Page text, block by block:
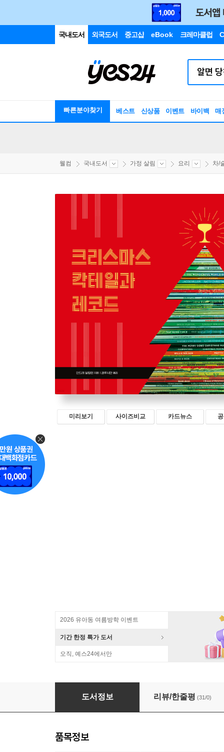
국내도서 외국도서 중고샵 eBook 크레마클럽
빠른분야찾기 베스트 신상품 이벤트 바이백 매
웰컴 국내도서 가정 살림 요리 차/
미리보기 사이즈비교 카드뉴스
2026 유아동 여름방학 이벤트
기간 한정 특가 도서
오직, 예스24에서만
크리스마스 칵테일과 레코드
도서정보 리뷰/한줄평 (31/0)
품목정보